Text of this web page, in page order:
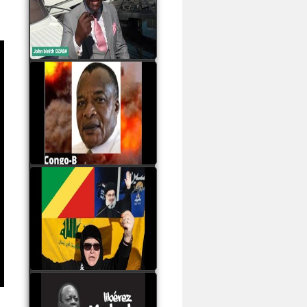
Samba à Paris
watch video
Poaty Pangou La
Conférence des ethnies
est la seule solution pour
éviter la scission du
Congo B
watch video
Les liaisons dangereuses
du clan Sassou Nguesso
avec le Hezbollah
watch video
Le Général Mokoko est
l'unique légitimité